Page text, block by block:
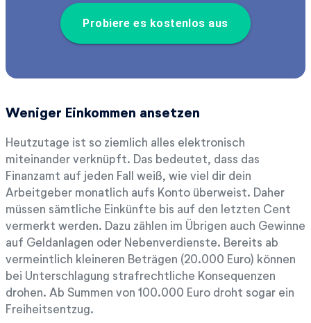
Probiere es kostenlos aus
Weniger Einkommen ansetzen
Heutzutage ist so ziemlich alles elektronisch
miteinander verknüpft. Das bedeutet, dass das
Finanzamt auf jeden Fall weiß, wie viel dir dein
Arbeitgeber monatlich aufs Konto überweist. Daher
müssen sämtliche Einkünfte bis auf den letzten Cent
vermerkt werden. Dazu zählen im Übrigen auch Gewinne
auf Geldanlagen oder Nebenverdienste. Bereits ab
vermeintlich kleineren Beträgen (20.000 Euro) können
bei Unterschlagung strafrechtliche Konsequenzen
drohen. Ab Summen von 100.000 Euro droht sogar ein
Freiheitsentzug.